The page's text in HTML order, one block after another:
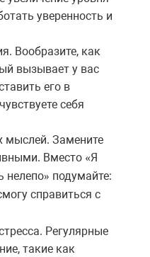
уверенность и
Вообразите, как
вызывает у вас
его в
себя
мыслей. Замените
Вместо «Я
нелепо» подумайте:
справиться с
Регулярные
такие как